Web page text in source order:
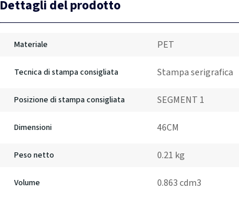
Dettagli del prodotto
Materiale PET
Tecnica di stampa consigliata Stampa serigrafica
Posizione di stampa consigliata SEGMENT 1
Dimensioni 46CM
Peso netto 0.21 kg
Volume 0.863 cdm3